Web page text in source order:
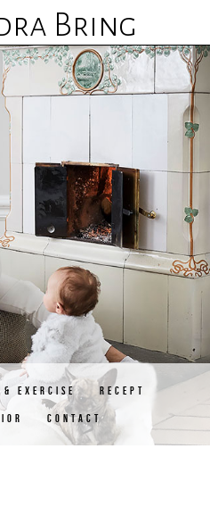
Bring
EXERCISE RECEPT
CONTACT